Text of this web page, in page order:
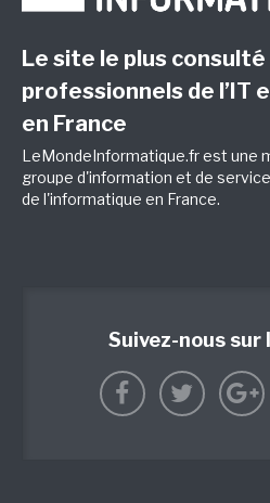
Le site le plus consulté
professionnels de l’IT
en France
LeMondeInformatique.fr est une
groupe d'information et de
de l'informatique en France.
Suivez-nous sur